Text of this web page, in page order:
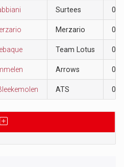
Surtees 0
Merzario 0
Team Lotus 0
Arrows 0
ATS 0